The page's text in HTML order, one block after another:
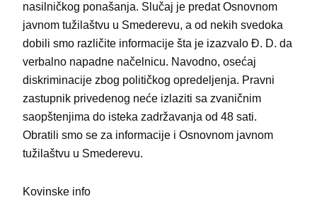
nasilničkog ponašanja. Slučaj je predat Osnovnom
javnom tužilaštvu u Smederevu, a od nekih svedoka
dobili smo različite informacije šta je izazvalo Đ. D. da
verbalno napadne načelnicu. Navodno, osećaj
diskriminacije zbog političkog opredeljenja. Pravni
zastupnik privedenog neće izlaziti sa zvaničnim
saopštenjima do isteka zadržavanja od 48 sati.
Obratili smo se za informacije i Osnovnom javnom
tužilaštvu u Smederevu.
Kovinske info